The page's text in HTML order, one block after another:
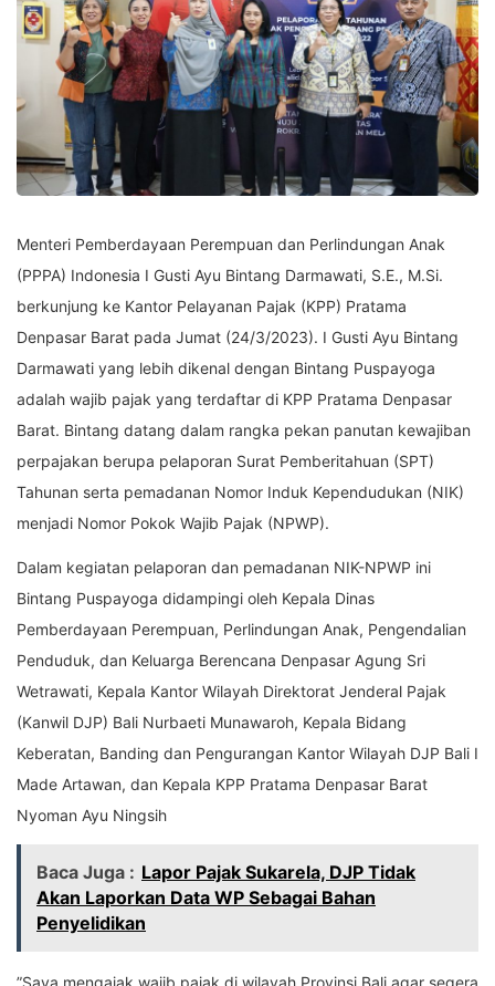
Menteri Pemberdayaan Perempuan dan Perlindungan Anak
(PPPA) Indonesia I Gusti Ayu Bintang Darmawati, S.E., M.Si.
berkunjung ke Kantor Pelayanan Pajak (KPP) Pratama
Denpasar Barat pada Jumat (24/3/2023). I Gusti Ayu Bintang
Darmawati yang lebih dikenal dengan Bintang Puspayoga
adalah wajib pajak yang terdaftar di KPP Pratama Denpasar
Barat. Bintang datang dalam rangka pekan panutan kewajiban
perpajakan berupa pelaporan Surat Pemberitahuan (SPT)
Tahunan serta pemadanan Nomor Induk Kependudukan (NIK)
menjadi Nomor Pokok Wajib Pajak (NPWP).
Dalam kegiatan pelaporan dan pemadanan NIK-NPWP ini
Bintang Puspayoga didampingi oleh Kepala Dinas
Pemberdayaan Perempuan, Perlindungan Anak, Pengendalian
Penduduk, dan Keluarga Berencana Denpasar Agung Sri
Wetrawati, Kepala Kantor Wilayah Direktorat Jenderal Pajak
(Kanwil DJP) Bali Nurbaeti Munawaroh, Kepala Bidang
Keberatan, Banding dan Pengurangan Kantor Wilayah DJP Bali I
Made Artawan, dan Kepala KPP Pratama Denpasar Barat
Nyoman Ayu Ningsih
Baca Juga : Lapor Pajak Sukarela, DJP Tidak
Akan Laporkan Data WP Sebagai Bahan
Penyelidikan
”Saya mengajak wajib pajak di wilayah Provinsi Bali agar segera